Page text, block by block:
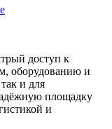
доступ к
оборудованию и
и для
площадку
и